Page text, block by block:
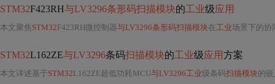
STM32F423RH与LV3296条形码扫描模块的工业级应用
本文聚焦 STM32F423RH微控制器与LV3296条形码扫描模块在工业场景下的协
STM32L162ZE与LV3296条码扫描模块的工业级应用方案
本文详述基于STM32L162ZE超低功耗MCU与LV3296工业级条码扫描模块的嵌